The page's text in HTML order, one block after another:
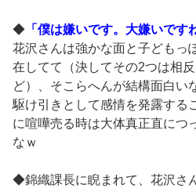
◆ 「僕は嫌いです。大嫌いです
花沢さんは強かな面と子どもっ
在してて（決してその2つは相
ど）、そこらへんが結構面白い
駆け引きとして感情を発露する
に喧嘩売る時は大体真正直につ
なｗ
◆錦織課長に睨まれて、花沢さ